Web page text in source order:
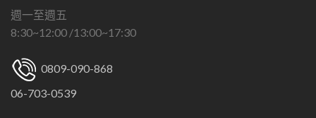
週一至週五
8:30~12:00 /13:00~17:30
0809-090-868
06-703-0539